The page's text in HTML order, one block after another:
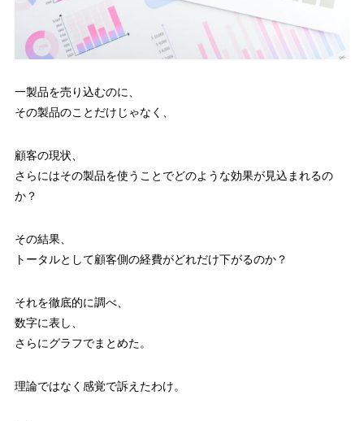
一製品を売り込むのに、
その製品のことだけじゃなく、
顧客の現状、
さらにはその製品を使うことでどのような効果が見込まれるの
か？
その結果、
トータルとして顧客側の経費がどれだけ下がるのか？
それを徹底的に調べ、
数字に表し、
さらにグラフでまとめた。
理論ではなく感覚で訴えたわけ。